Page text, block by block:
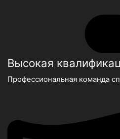
Высокая
Профессиональная команда